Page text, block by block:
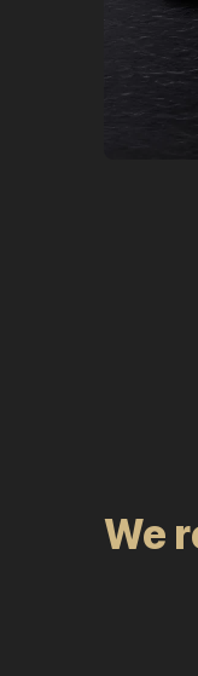
We